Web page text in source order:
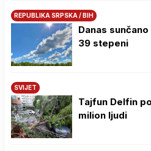
REPUBLIKA SRPSKA / BIH
Danas
39 stepeni
SVIJET
Tajfun Delfin
milion ljudi